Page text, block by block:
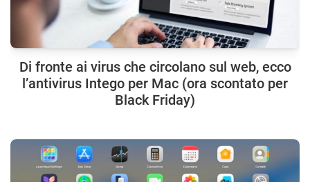
Di fronte ai virus che circolano sul web, ecco
l’antivirus Intego per Mac (ora scontato per
Black Friday)